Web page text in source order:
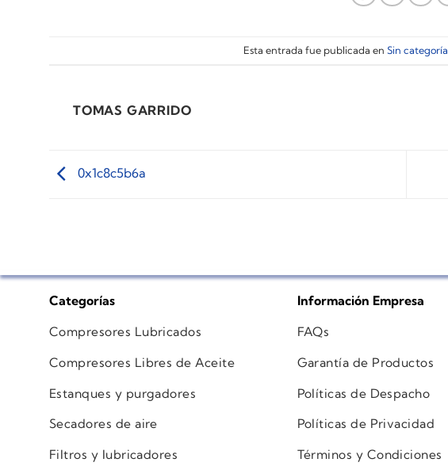
Esta entrada fue publicada en Sin categoría
TOMAS GARRIDO
0x1c8c5b6a
Categorías
Compresores Lubricados
Compresores Libres de Aceite
Estanques y purgadores
Secadores de aire
Filtros y lubricadores
Información Empresa
FAQs
Garantía de Productos
Políticas de Despacho
Políticas de Privacidad
Términos y Condiciones